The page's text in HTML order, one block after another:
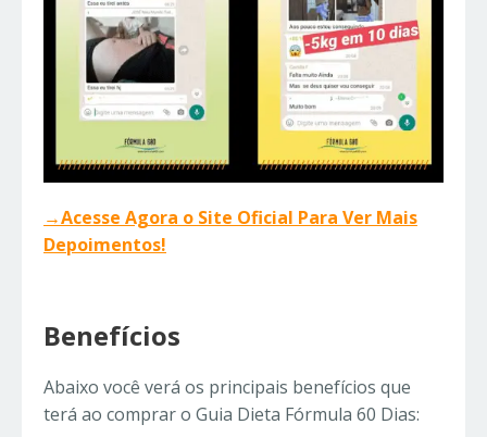
→Acesse Agora o Site Oficial Para Ver Mais
Depoimentos!
Benefícios
Abaixo você verá os principais benefícios que
terá ao comprar o Guia Dieta Fórmula 60 Dias: